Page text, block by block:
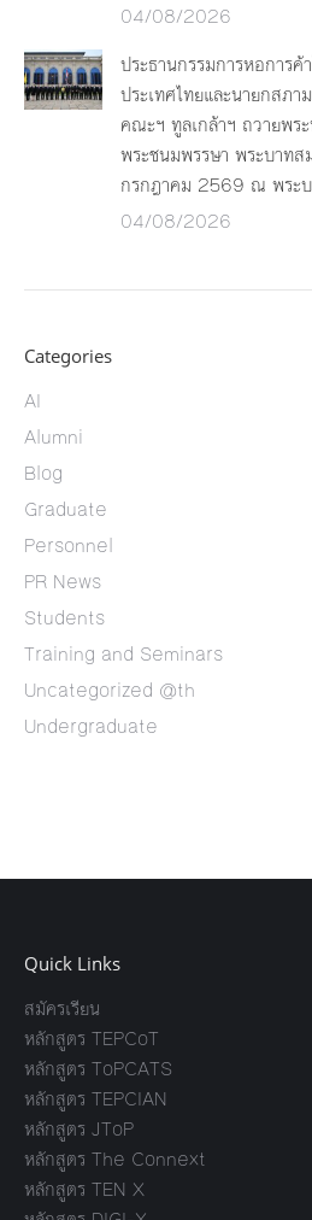
04/08/2026
ประธานกรรมการหอการค้
ประเทศไทยและนายกสภา
คณะฯ ทูลเกล้าฯ ถวายพร
พระชนมพรรษา พระบาทส
กรกฎาคม 2569 ณ พระบ
04/08/2026
Categories
AI
Alumni
Blog
Graduate
Personnel
PR News
Students
Training and Seminars
Uncategorized @th
Undergraduate
Quick Links
สมัครเรียน
หลักสูตร TEPCoT
หลักสูตร ToPCATS
หลักสูตร TEPCIAN
หลักสูตร JToP
หลักสูตร The Connext
หลักสูตร TEN X